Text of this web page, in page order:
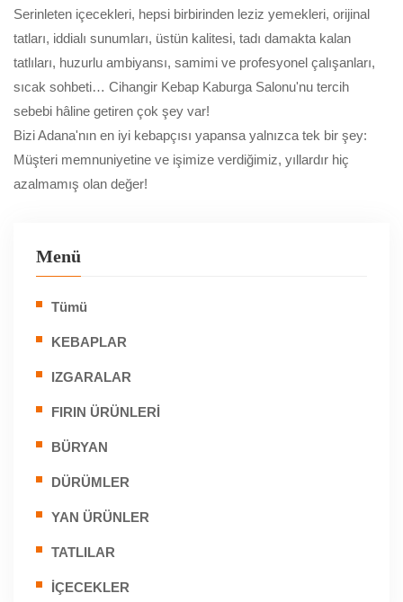
Serinleten içecekleri, hepsi birbirinden leziz yemekleri, orijinal
tatları, iddialı sunumları, üstün kalitesi, tadı damakta kalan
tatlıları, huzurlu ambiyansı, samimi ve profesyonel çalışanları,
sıcak sohbeti… Cihangir Kebap Kaburga Salonu'nu tercih
sebebi hâline getiren çok şey var!
Bizi Adana'nın en iyi kebapçısı yapansa yalnızca tek bir şey:
Müşteri memnuniyetine ve işimize verdiğimiz, yıllardır hiç
azalmamış olan değer!
Menü
Tümü
KEBAPLAR
IZGARALAR
FIRIN ÜRÜNLERİ
BÜRYAN
DÜRÜMLER
YAN ÜRÜNLER
TATLILAR
İÇECEKLER